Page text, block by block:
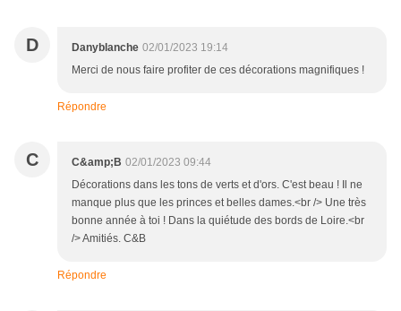
D Danyblanche 02/01/2023 19:14
Merci de nous faire profiter de ces décorations magnifiques !
Répondre
C C&amp;B 02/01/2023 09:44
Décorations dans les tons de verts et d'ors. C'est beau ! Il ne
manque plus que les princes et belles dames.<br /> Une très
bonne année à toi ! Dans la quiétude des bords de Loire.<br
/> Amitiés. C&B
Répondre